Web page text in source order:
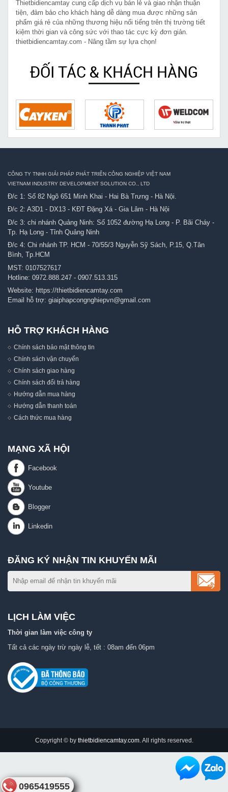
Thietbidiencamtay cung cấp dịch vụ bán lẻ và giao nhận thuận
tiện, đảm bảo cho khách hàng dễ dàng mua được những sản
phẩm giá rẻ của những thương hiệu nổi tiếng trên thị trường tiết
kiệm thời gian và công sức với thao tác cực kỳ đơn giản.
thietbidiencamtay.com - Nâng tầm sự lựa chọn!
ĐỐI TÁC & KHÁCH HÀNG
CÔNG TY TNHH GIẢI PHÁP PHÁT TRIỂN CÔNG NGHIỆP VIỆT NAM
VIETNAM INDUSTRY DEVELOPMENT SOLUTION CO., LTD
Đ/c 1: Số 82 Ngõ 651 Minh Khai - Hai Bà Trưng - Hà Nội.
Đ/c 2: A3D1 - DX13 - KĐT Đặng Xá - Gia Lâm - Hà Nội
Đ/c 3: chi nhánh Quảng Ninh: Số 1052 đường Hạ Long - P. Bãi Cháy -
Tp. Hạ Long - Tỉnh Quảng Ninh
Đ/c 4: Chi nhánh TP. HCM - 70/55/3 Nguyễn Sỹ Sách, P.15, Q.Tân
Bình, Tp.HCM
MST: 0107527617
Hotline: 0972.888.247 - 0907.513.315
Website: https://thietbidiencamtay.com
Email hỗ trợ: giaiphapcongnghiepvn@gmail.com
HỖ TRỢ KHÁCH HÀNG
Chính sách bảo mật thông tin
Chính sách vận chuyển
Chính sách giao hàng
Chính sách đổi trả hàng
Hướng dẫn mua hàng
Hướng dẫn thanh toán
Cách thức mua hàng
MẠNG XÃ HỘI
ĐĂNG KÝ NHẬN TIN KHUYẾN MÃI
LỊCH LÀM VIỆC
Thời gian làm việc công ty
Tất cả các ngày trừ ngày lễ, tết : 08am đến 06pm
Copyright © by thietbidiencamtay.com. All rights reserved.
0965419555